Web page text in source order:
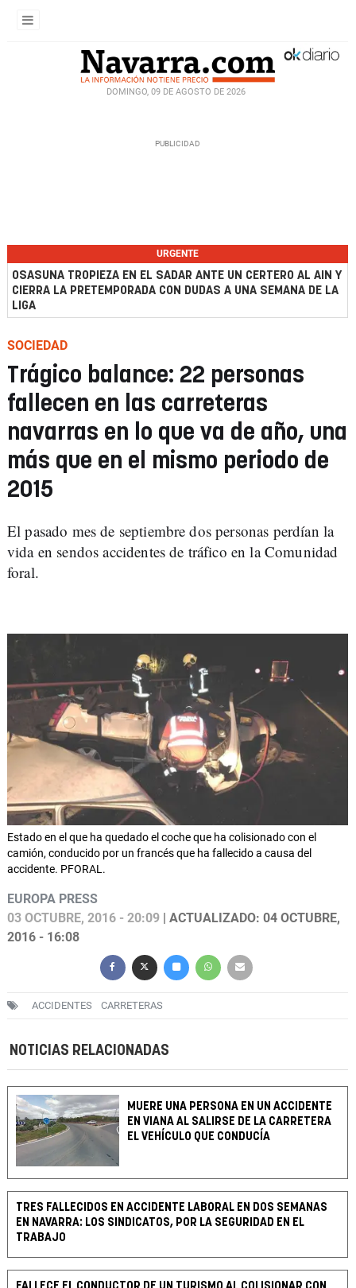
DOMINGO, 09 DE AGOSTO DE 2026
URGENTE
OSASUNA TROPIEZA EN EL SADAR ANTE UN CERTERO AL AIN Y
CIERRA LA PRETEMPORADA CON DUDAS A UNA SEMANA DE LA
LIGA
SOCIEDAD
Trágico balance: 22 personas
fallecen en las carreteras
navarras en lo que va de año, una
más que en el mismo periodo de
2015
El pasado mes de septiembre dos personas perdían la
vida en sendos accidentes de tráfico en la Comunidad
foral.
Estado en el que ha quedado el coche que ha colisionado con el
camión, conducido por un francés que ha fallecido a causa del
accidente. PFORAL.
EUROPA PRESS
03 OCTUBRE, 2016 - 20:09 | ACTUALIZADO: 04 OCTUBRE,
2016 - 16:08
ACCIDENTES CARRETERAS
NOTICIAS RELACIONADAS
MUERE UNA PERSONA EN UN ACCIDENTE
EN VIANA AL SALIRSE DE LA CARRETERA
EL VEHÍCULO QUE CONDUCÍA
TRES FALLECIDOS EN ACCIDENTE LABORAL EN DOS SEMANAS
EN NAVARRA: LOS SINDICATOS, POR LA SEGURIDAD EN EL
TRABAJO